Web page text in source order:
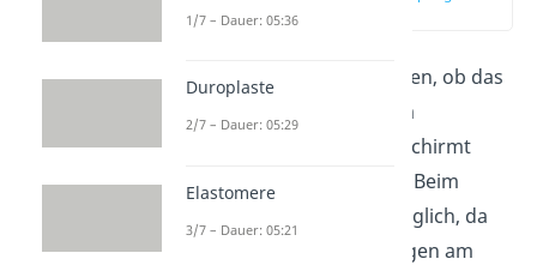
(03:44)
Jetzt solltest du noch prüfen, ob das
freie Elektronenpaar beim
Nukleophil sterisch abgeschirmt
oder leicht zugänglich ist. Beim
Ethanolat ist es frei zugänglich, da
es keine weiteren Bindungen am
1/7 – Dauer: 05:36
Duroplaste
2/7 – Dauer: 05:29
Elastomere
3/7 – Dauer: 05:21